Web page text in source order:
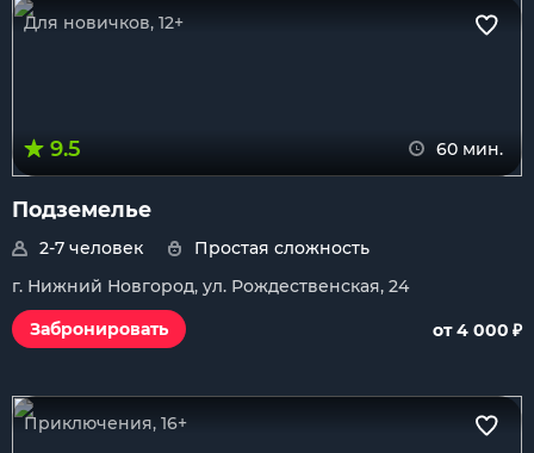
Для новичков, 12+
9.5 60 мин.
Подземелье
2-7 человек
Простая сложность
г. Нижний Новгород, ул. Рождественская, 24
Забронировать
от 4 000 ₽
Приключения, 16+